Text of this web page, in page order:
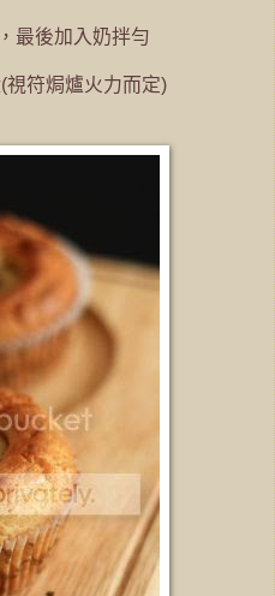
最後加入奶拌勻
視符焗爐火力而定)